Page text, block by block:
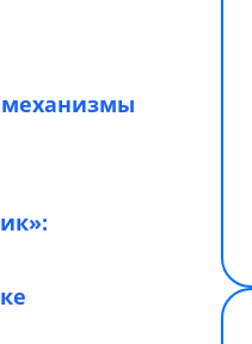
механизмы